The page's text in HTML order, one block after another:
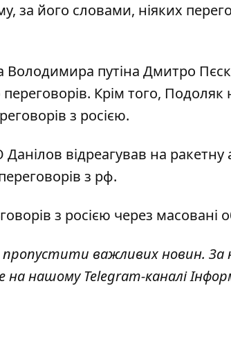
його словами, ніяких
Володимира путіна Дмитро
. Крім того, Подоляк
з росією.
відреагував на ракетну
з рф.
з росією через масовані
важливих новин. За
на нашому Telegram-каналі